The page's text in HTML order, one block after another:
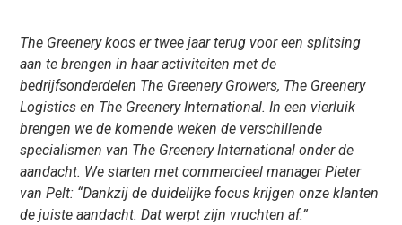
The Greenery koos er twee jaar terug voor een splitsing
aan te brengen in haar activiteiten met de
bedrijfsonderdelen The Greenery Growers, The Greenery
Logistics en The Greenery International. In een vierluik
brengen we de komende weken de verschillende
specialismen van The Greenery International onder de
aandacht. We starten met commercieel manager Pieter
van Pelt: “Dankzij de duidelijke focus krijgen onze klanten
de juiste aandacht. Dat werpt zijn vruchten af.”